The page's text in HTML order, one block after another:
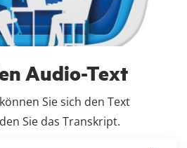
Audio-Text
Sie sich den Text
Sie das Transkript.